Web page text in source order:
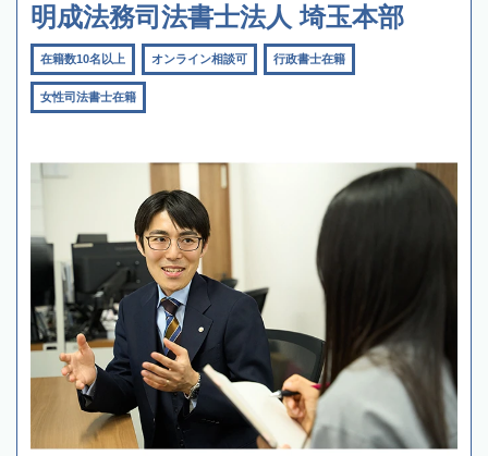
明成法務司法書士法人 埼玉本部
在籍数10名以上 オンライン相談可 行政書士在籍
女性司法書士在籍